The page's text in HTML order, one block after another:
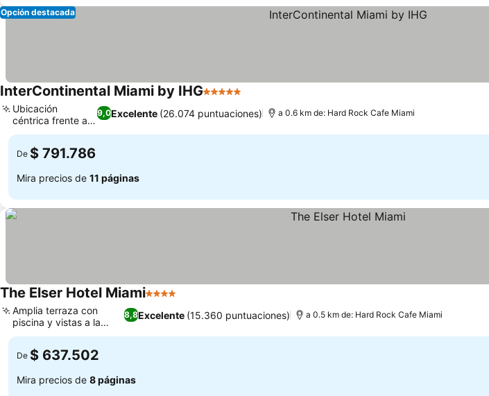
Opción destacada
InterContinental Miami by IHG5 Estrellas
9,0Excelente (26.074 puntuaciones)
Ubicación
céntrica frente al
mar
a 0.6 km de: Hard Rock Cafe Miami
De $ 791.786
Mira precios de 11 páginas
The Elser Hotel Miami4 Estrellas
8,8Excelente (15.360 puntuaciones)
Amplia terraza con
piscina y vistas a la
bahía
a 0.5 km de: Hard Rock Cafe Miami
De $ 637.502
Mira precios de 8 páginas